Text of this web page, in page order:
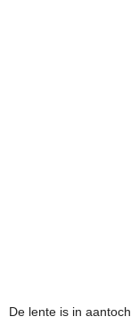
De lente is in